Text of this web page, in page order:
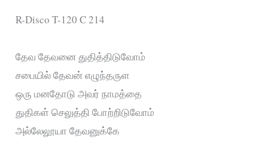
R-Disco T-120 C 214
தேவ தேவனை துதித்திடுவோம்
சபையில் தேவன் எழுந்தருள
ஒரு மனதோடு அவர் நாமத்தை
துதிகள் செலுத்தி போற்றிடுவோம்
அல்லேலூயா தேவனுக்கே